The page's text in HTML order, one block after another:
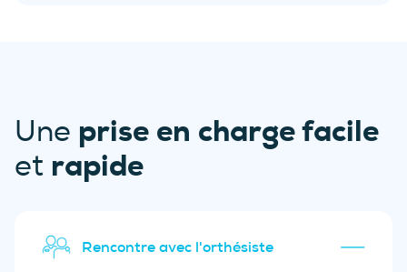
Orthèse polaireMD : la solution pour
le froid;
Orthèses plantaires pour
Orthèses plantaires pédiatriques.
Une prise en charge facile
et rapide
Rencontre avec l'orthésiste